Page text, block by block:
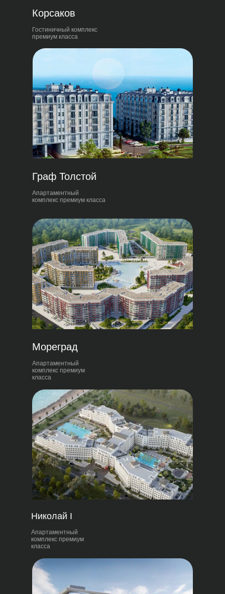
Апартаментный
комплекс премиум
класса
Мореград
Апартаментный
комплекс премиум класса
Граф Толстой
Апартаментный
комплекс премиум
класса
Николай I
Гостиничный комплекс
премиум класса
Корсаков